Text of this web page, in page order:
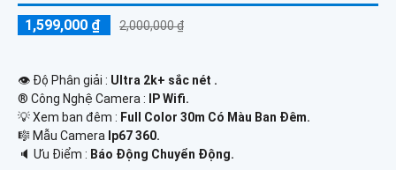
1,599,000 ₫ 2,000,000 ₫
👁 Độ Phân giải : Ultra 2k+ sắc nét .
®️ Công Nghệ Camera :
IP Wifi.
💡 Xem ban đêm : Full Color 30m Có Màu Ban Ðêm.
🎼️ Mẫu Camera Ip67 360.
️🔈 Ưu Điểm : Báo Động Chuyển Động.